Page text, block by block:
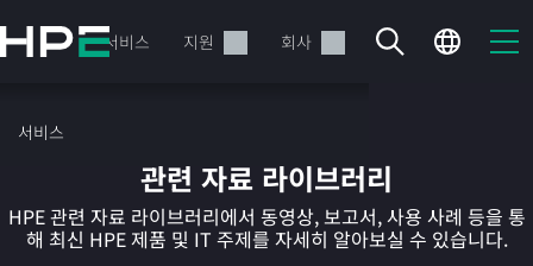
요
뛰
제품 서비스 지원 회사
서비스
관련 자료 라이브러리
HPE 관련 자료 라이브러리에서 동영상, 보고서, 사용 사례 등을 통
해 최신 HPE 제품 및 IT 주제를 자세히 알아보실 수 있습니다.